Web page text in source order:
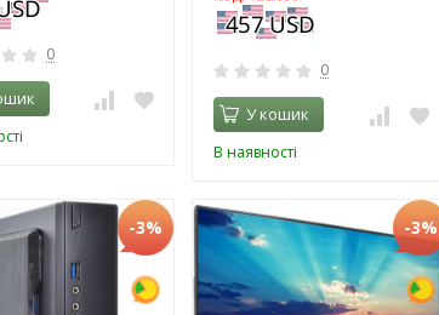
0
0
У кошик
В наявності
-3% -3%